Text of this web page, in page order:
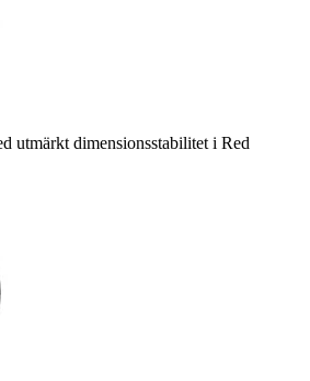
utmärkt dimensionsstabilitet i Red